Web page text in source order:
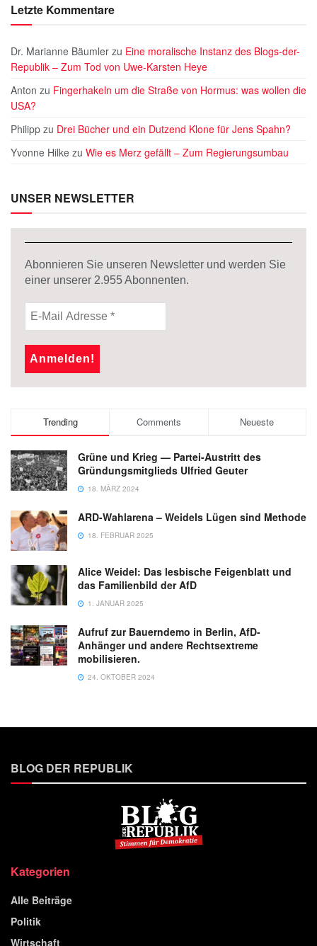
Letzte Kommentare
Dr. Marianne Bäumler zu Eine moralische Instanz des Blogs-der-
Republik – Zum Tod von Uwe-Karsten Heye
Anton zu Fingerhakeln um die Straße von Hormus: was wollen die
USA?
Philipp zu Drei Bücher und ein Dutzend Klone für Jens Spahn?
Yvonne Hilke zu Wie es Merz gefällt – Zum Regierungsumbau
UNSER NEWSLETTER
Abonnieren Sie unseren Newsletter und werden Sie
einer unserer 2.955Abonnenten.
Trending Comments Neueste
Grüne und Krieg — Partei-Austritt des
Gründungsmitglieds Ulfried Geuter
18. MÄRZ 2024
ARD-Wahlarena – Weidels Lügen sind Methode
18. FEBRUAR 2025
Alice Weidel: Das lesbische Feigenblatt und
das Familienbild der AfD
1. JANUAR 2025
Aufruf zur Bauerndemo in Berlin, AfD-
Anhänger und andere Rechtsextreme
mobilisieren.
24. OKTOBER 2024
BLOG DER REPUBLIK
Kategorien
Alle Beiträge
Politik
Wirtschaft